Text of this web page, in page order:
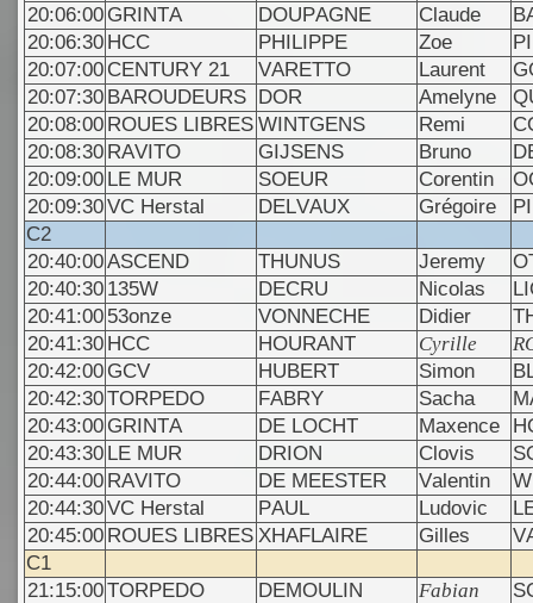
20:06:00 GRINTA DOUPAGNE Claude
20:06:30 HCC PHILIPPE Zoe
20:07:00 CENTURY 21 VARETTO Laurent
20:07:30 BAROUDEURS DOR Amelyne
20:08:00 ROUES LIBRES WINTGENS Remi
20:08:30 RAVITO GIJSENS Bruno
20:09:00 LE MUR SOEUR Corentin
20:09:30VC Herstal DELVAUX Grégoire
C2
20:40:00ASCEND THUNUS Jeremy
20:40:30 135W DECRU Nicolas
20:41:00 53onze VONNECHE Didier
20:41:30 HCC HOURANT Cyrille
20:42:00 GCV HUBERT Simon
20:42:30TORPEDO FABRY Sacha
20:43:00 GRINTA DE LOCHT Maxence
20:43:30 LE MUR DRION Clovis
20:44:00 RAVITO DE MEESTER Valentin
20:44:30VC Herstal PAUL Ludovic
20:45:00 ROUES LIBRES XHAFLAIRE Gilles
C1
21:15:00TORPEDO DEMOULIN Fabian